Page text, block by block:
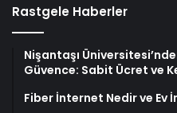
Rastgele Haberler
Nişantaşı
Güvence: Sabit Ücret ve
Fiber İnternet Nedir ve Ev